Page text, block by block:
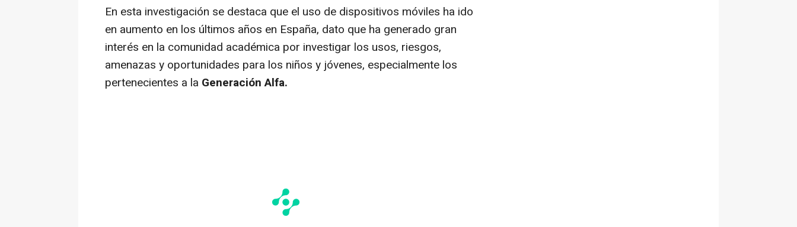
En esta investigación se destaca que el uso de dispositivos móviles ha ido
en aumento en los últimos años en España, dato que ha generado gran
interés en la comunidad académica por investigar los usos, riesgos,
amenazas y oportunidades para los niños y jóvenes, especialmente los
pertenecientes a la Generación Alfa.